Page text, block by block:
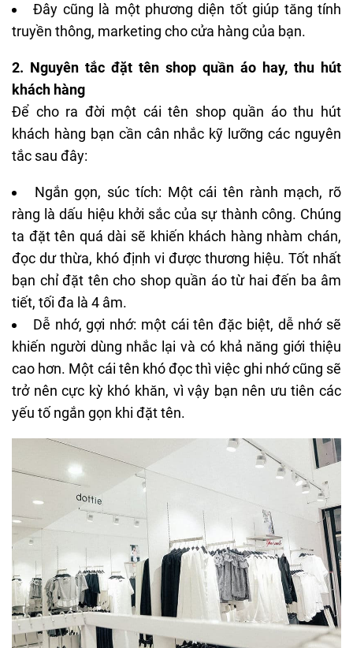
Đây cũng là một phương diện tốt giúp tăng tính
truyền thông, marketing cho cửa hàng của bạn.
2. Nguyên tắc đặt tên shop quần áo hay, thu hút
khách hàng
Để cho ra đời một cái tên shop quần áo thu hút
khách hàng bạn cần cân nhắc kỹ lưỡng các nguyên
tắc sau đây:
Ngắn gọn, súc tích: Một cái tên rành mạch, rõ
ràng là dấu hiệu khởi sắc của sự thành công. Chúng
ta đặt tên quá dài sẽ khiến khách hàng nhàm chán,
đọc dư thừa, khó định vi được thương hiệu. Tốt nhất
bạn chỉ đặt tên cho shop quần áo từ hai đến ba âm
tiết, tối đa là 4 âm.
Dễ nhớ, gợi nhớ: một cái tên đặc biệt, dễ nhớ sẽ
khiến người dùng nhắc lại và có khả năng giới thiệu
cao hơn. Một cái tên khó đọc thì việc ghi nhớ cũng sẽ
trở nên cực kỳ khó khăn, vì vậy bạn nên ưu tiên các
yếu tố ngắn gọn khi đặt tên.